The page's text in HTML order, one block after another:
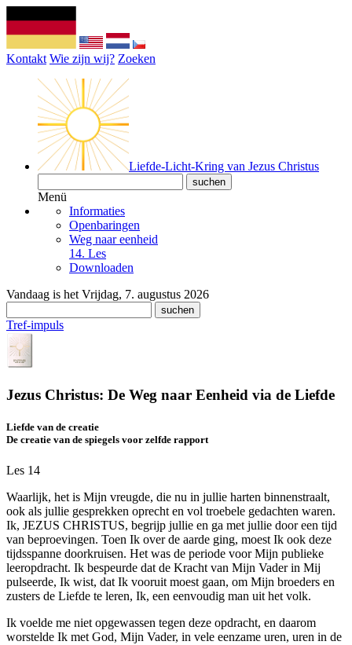
Kontakt Wie zijn wij? Zoeken
Liefde-Licht-Kring van Jezus Christus
Menü
Informaties
Openbaringen
Weg naar eenheid
14. Les
Downloaden
Vandaag is het Vrijdag, 7. augustus 2026
Tref-impuls
Jezus Christus: De Weg naar Eenheid via de Liefde
Liefde van de creatie
De creatie van de spiegels voor zelfde rapport
Les 14
Waarlijk, het is Mijn vreugde, die nu in jullie harten binnenstraalt,
ook als jullie gesprekken oprecht en vol troebele gedachten waren.
Ik, JEZUS CHRISTUS, begrijp jullie en ga met jullie door een tijd
van beproevingen. Toen Ik over de aarde ging, moest Ik ook deze
tijdsspanne doorkruisen. Het was de periode voor Mijn publieke
leeropdracht. Ik bespeurde dat de Kracht van Mijn Vader in Mij
pulseerde, Ik wist, dat Ik vooruit moest gaan, om Mijn broeders en
zusters de Liefde te leren, Ik, een eenvoudig man uit het volk.
Ik voelde me niet opgewassen tegen deze opdracht, en daarom
worstelde Ik met God, Mijn Vader, in vele eenzame uren, uren in de